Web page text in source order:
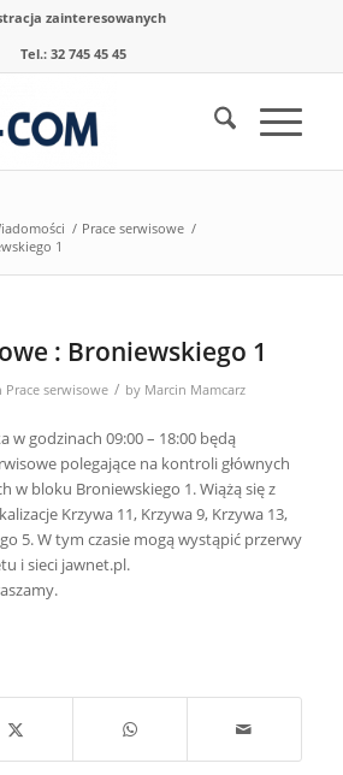
zainteresowanych
Tel.: 32 745 45 45
/ Prace serwisowe /
1
: Broniewskiego 1
Prace serwisowe / by Marcin Mamcarz
w godzinach 09:00 – 18:00 będą
polegające na kontroli głównych
w bloku Broniewskiego 1. Wiążą się z
Krzywa 11, Krzywa 9, Krzywa 13,
5. W tym czasie mogą wystąpić przerwy
i sieci jawnet.pl.